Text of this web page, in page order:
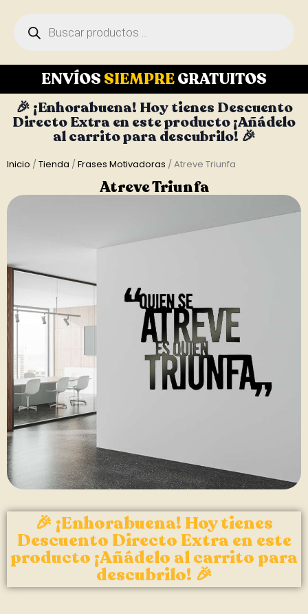
ENVÍOS SIEMPREGRATUITOS
🎉 ¡Enhorabuena! Hoy tienes Descuento
Directo Extra en este producto ¡Añádelo
al carrito para descubrilo! 🎉
Inicio /Tienda /Frases Motivadoras / Atreve Triunfa
Atreve Triunfa
🎉 ¡Enhorabuena! Hoy tienes
Descuento Directo Extra en este
producto ¡Añádelo al carrito para
descubrilo! 🎉